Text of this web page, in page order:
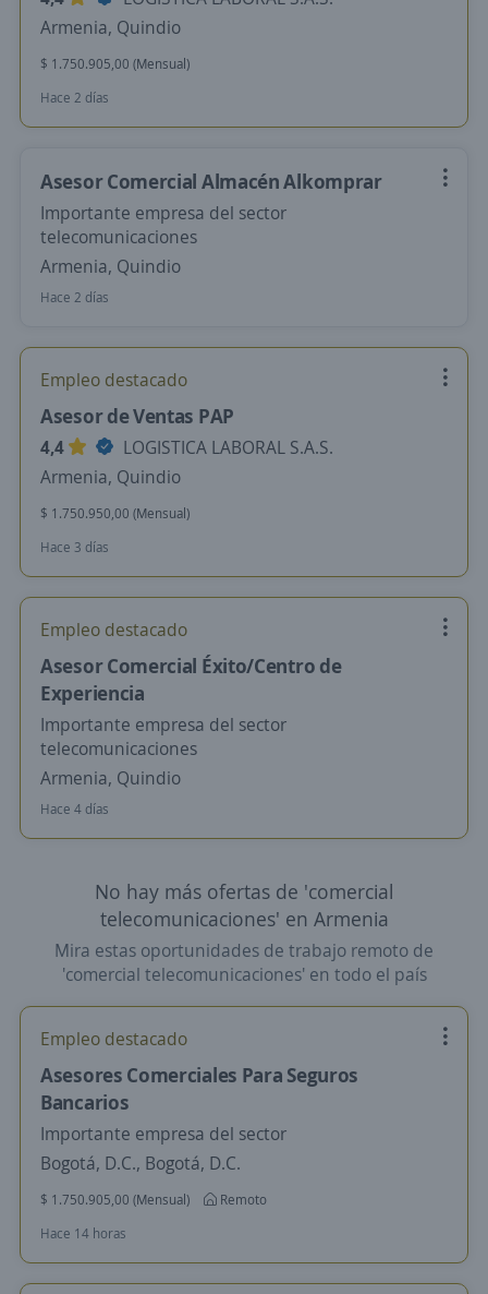
Armenia, Quindio
$ 1.750.905,00 (Mensual)
Hace 2 días
Asesor Comercial Almacén Alkomprar
Importante empresa del sector
telecomunicaciones
Armenia, Quindio
Hace 2 días
Empleo destacado
Asesor de Ventas PAP
4,4
LOGISTICA LABORAL S.A.S.
Armenia, Quindio
$ 1.750.950,00 (Mensual)
Hace 3 días
Empleo destacado
Asesor Comercial Éxito/Centro de
Experiencia
Importante empresa del sector
telecomunicaciones
Armenia, Quindio
Hace 4 días
No hay más ofertas de 'comercial
telecomunicaciones' en Armenia
Mira estas oportunidades de trabajo remoto de
'comercial telecomunicaciones' en todo el país
Empleo destacado
Asesores Comerciales Para Seguros
Bancarios
Importante empresa del sector
Bogotá, D.C., Bogotá, D.C.
$ 1.750.905,00 (Mensual)
Remoto
Hace 14 horas